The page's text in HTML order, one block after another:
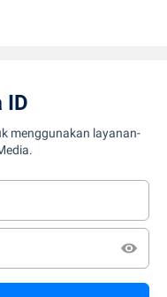
ID
menggunakan layanan-